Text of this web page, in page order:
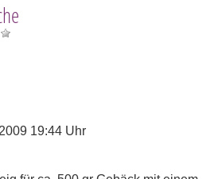
19:44 Uhr